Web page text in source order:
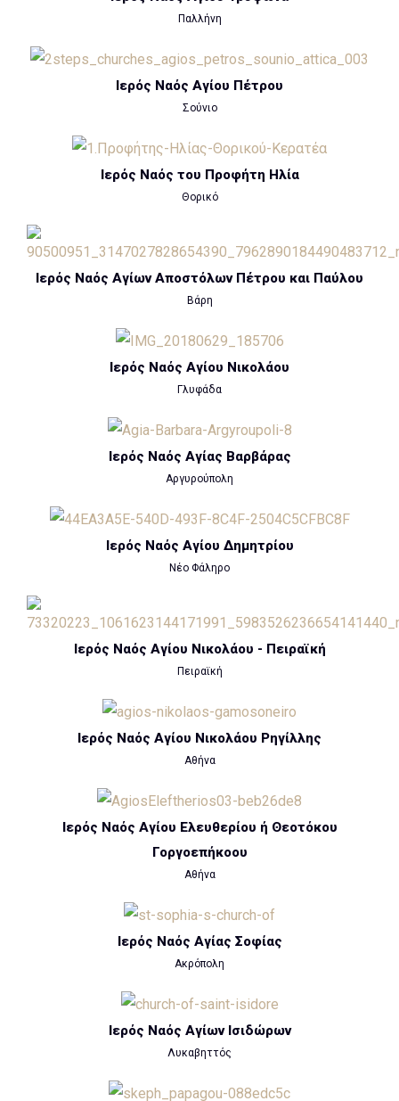
Παλλήνη
Ιερός Ναός Αγίου Πέτρου
Σούνιο
Ιερός Ναός του Προφήτη Ηλία
Θορικό
Ιερός Ναός Αγίων Αποστόλων Πέτρου και Παύλου
Βάρη
Ιερός Ναός Αγίου Νικολάου
Γλυφάδα
Ιερός Ναός Αγίας Βαρβάρας
Αργυρούπολη
Ιερός Ναός Αγίου Δημητρίου
Νέο Φάληρο
Ιερός Ναός Αγίου Νικολάου - Πειραϊκή
Πειραϊκή
Ιερός Ναός Αγίου Νικολάου Ρηγίλλης
Αθήνα
Ιερός Ναός Αγίου Ελευθερίου ή Θεοτόκου
Γοργοεπήκοου
Αθήνα
Ιερός Ναός Αγίας Σοφίας
Ακρόπολη
Ιερός Ναός Αγίων Ισιδώρων
Λυκαβηττός